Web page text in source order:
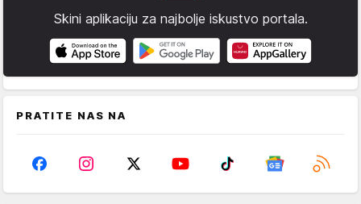
Skini aplikaciju za najbolje iskustvo portala.
PRATITE NAS NA